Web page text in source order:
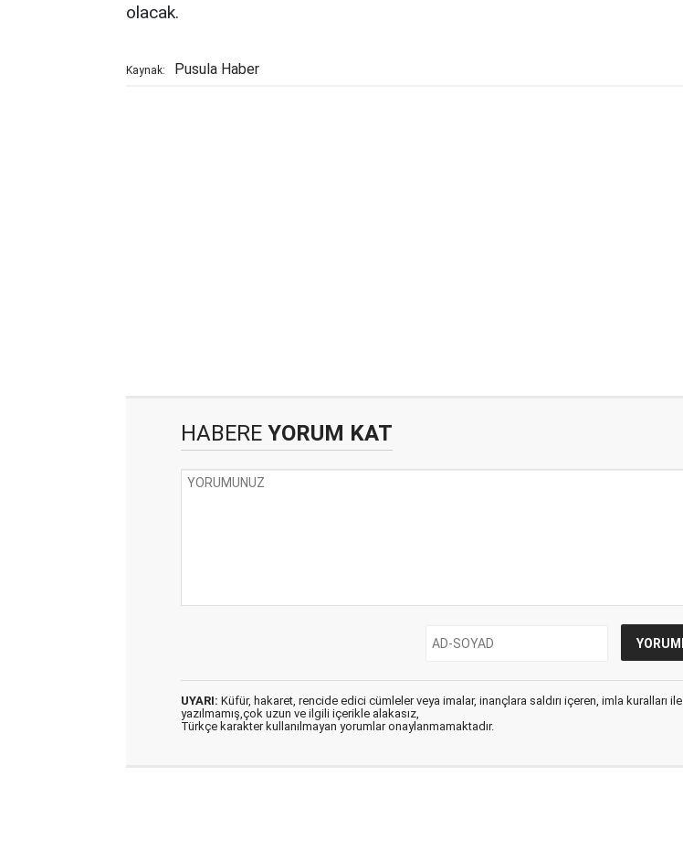
olacak.
Kaynak: Pusula Haber
HABERE YORUM KAT
UYARI: Küfür, hakaret, rencide edici cümleler veya imalar, inançlara saldırı içeren, imla kuralları ile
yazılmamış,çok uzun ve ilgili içerikle alakasız,
Türkçe karakter kullanılmayan yorumlar onaylanmamaktadır.